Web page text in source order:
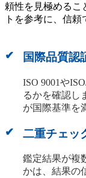
頼性を見極めるこ
トを参考に、信頼
国際品質認
ISO 9001や
るかを確認し
が国際基準を
二重チェッ
鑑定結果が複
かは、結果の